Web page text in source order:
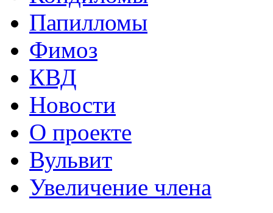
Папилломы
Фимоз
КВД
Новости
О проекте
Вульвит
Увеличение члена